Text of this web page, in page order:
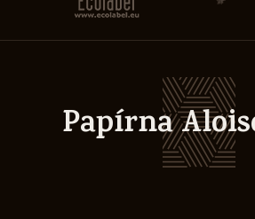
Papírna